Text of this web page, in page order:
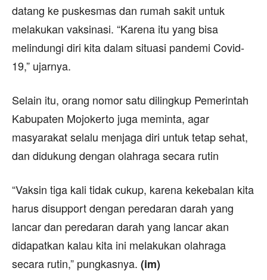
datang ke puskesmas dan rumah sakit untuk
melakukan vaksinasi. “Karena itu yang bisa
melindungi diri kita dalam situasi pandemi Covid-
19,” ujarnya.
Selain itu, orang nomor satu dilingkup Pemerintah
Kabupaten Mojokerto juga meminta, agar
masyarakat selalu menjaga diri untuk tetap sehat,
dan didukung dengan olahraga secara rutin
“Vaksin tiga kali tidak cukup, karena kekebalan kita
harus disupport dengan peredaran darah yang
lancar dan peredaran darah yang lancar akan
didapatkan kalau kita ini melakukan olahraga
secara rutin,” pungkasnya. (im)